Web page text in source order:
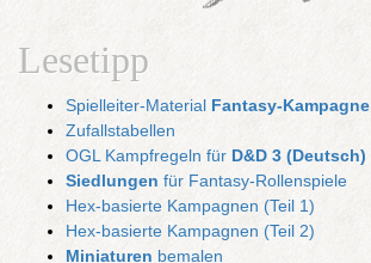
Lesetipp
Spielleiter-Material Fantasy-Kampagne
Zufallstabellen
OGL Kampfregeln für D&D 3 (Deutsch)
Siedlungen für Fantasy-Rollenspiele
Hex-basierte Kampagnen (Teil 1)
Hex-basierte Kampagnen (Teil 2)
Miniaturen bemalen